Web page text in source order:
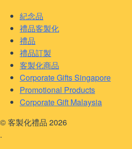
紀念品
禮品客製化
禮品
禮品訂製
客製化商品
Corporate Gifts Singapore
Promotional Products
Corporate Gift Malaysia
© 客製化禮品 2026
.